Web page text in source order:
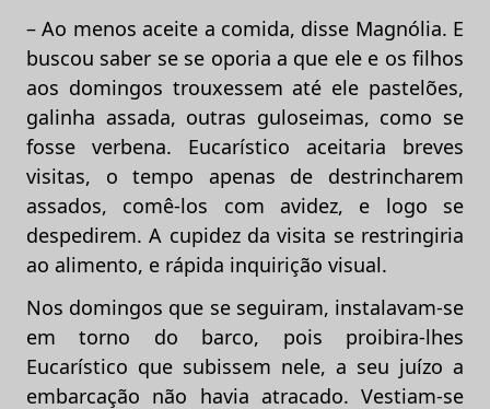
– Ao menos aceite a comida, disse Magnólia. E
buscou saber se se oporia a que ele e os filhos
aos domingos trouxessem até ele pastelões,
galinha assada, outras guloseimas, como se
fosse verbena. Eucarístico aceitaria breves
visitas, o tempo apenas de destrincharem
assados, comê-los com avidez, e logo se
despedirem. A cupidez da visita se restringiria
ao alimento, e rápida inquirição visual.
Nos domingos que se seguiram, instalavam-se
em torno do barco, pois proibira-lhes
Eucarístico que subissem nele, a seu juízo a
embarcação não havia atracado. Vestiam-se